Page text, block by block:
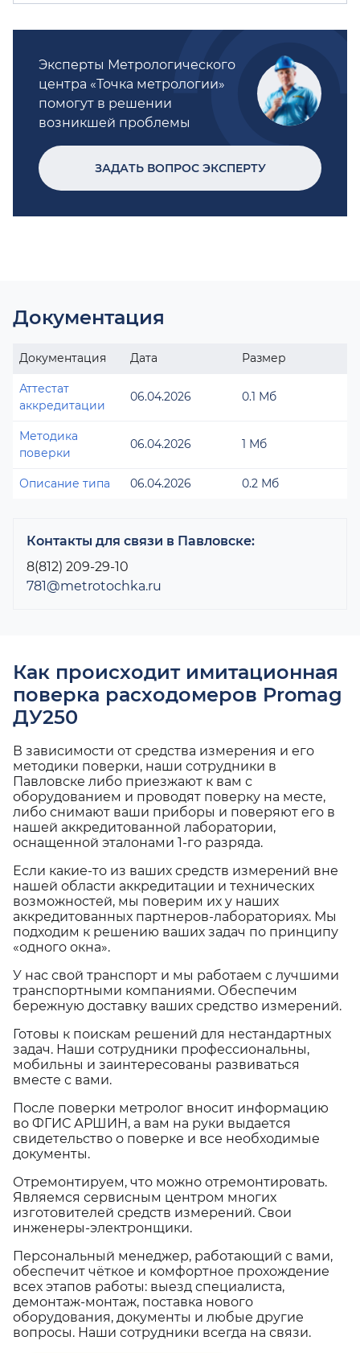
Эксперты Метрологического
центра «Точка метрологии»
помогут в решении
возникшей проблемы
ЗАДАТЬ ВОПРОС ЭКСПЕРТУ
Документация
Документация Дата Размер
Аттестат
аккредитации
06.04.2026 0.1 Мб
Методика
поверки
06.04.2026 1 Мб
Описание типа 06.04.2026 0.2 Мб
Контакты для связи в Павловске:
8(812) 209-29-10
781@metrotochka.ru
Как происходит имитационная
поверка расходомеров Promag
ДУ250
В зависимости от средства измерения и его
методики поверки, наши сотрудники в
Павловске либо приезжают к вам с
оборудованием и проводят поверку на месте,
либо снимают ваши приборы и поверяют его в
нашей аккредитованной лаборатории,
оснащенной эталонами 1-го разряда.
Если какие-то из ваших средств измерений вне
нашей области аккредитации и технических
возможностей, мы поверим их у наших
аккредитованных партнеров-лабораториях. Мы
подходим к решению ваших задач по принципу
«одного окна».
У нас свой транспорт и мы работаем с лучшими
транспортными компаниями. Обеспечим
бережную доставку ваших средство измерений.
Готовы к поискам решений для нестандартных
задач. Наши сотрудники профессиональны,
мобильны и заинтересованы развиваться
вместе с вами.
После поверки метролог вносит информацию
во ФГИС АРШИН, а вам на руки выдается
свидетельство о поверке и все необходимые
документы.
Отремонтируем, что можно отремонтировать.
Являемся сервисным центром многих
изготовителей средств измерений. Свои
инженеры-электронщики.
Персональный менеджер, работающий с вами,
обеспечит чёткое и комфортное прохождение
всех этапов работы: выезд специалиста,
демонтаж-монтаж, поставка нового
оборудования, документы и любые другие
вопросы. Наши сотрудники всегда на связи.